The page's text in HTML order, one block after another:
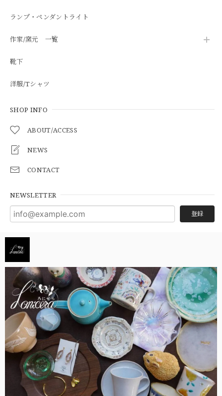
ランプ・ペンダントライト
作家/窯元 一覧
靴下
洋服/Tシャツ
SHOP INFO
ABOUT/ACCESS
NEWS
CONTACT
NEWSLETTER
登録